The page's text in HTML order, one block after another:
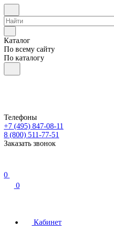
Каталог
По всему сайту
По каталогу
Телефоны
+7 (495) 847-08-11
8 (800) 511-77-51
Заказать звонок
0
0
Кабинет